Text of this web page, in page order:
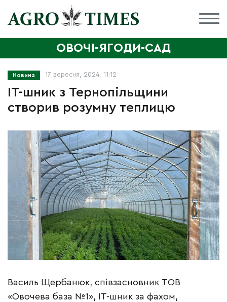
ОВОЧІ-ЯГОДИ-САД
Новина 17 вересня, 2024, 11:12
IT-шник з Тернопільщини
створив розумну теплицю
Василь Щербанюк, співзасновник ТОВ
«Овочева база №1», IT-шник за фахом,